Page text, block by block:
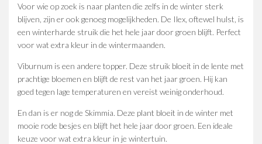
Voor wie op zoek is naar planten die zelfs in de winter sterk
blijven, zijn er ook genoeg mogelijkheden. De Ilex, oftewel hulst, is
een winterharde struik die het hele jaar door groen blijft. Perfect
voor wat extra kleur in de wintermaanden.
Viburnum is een andere topper. Deze struik bloeit in de lente met
prachtige bloemen en blijft de rest van het jaar groen. Hij kan
goed tegen lage temperaturen en vereist weinig onderhoud.
En dan is er nog de Skimmia. Deze plant bloeit in de winter met
mooie rode besjes en blijft het hele jaar door groen. Een ideale
keuze voor wat extra kleur in je wintertuin.